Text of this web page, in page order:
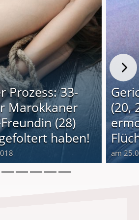
Prozess: 33-
Marokkaner
(28)
haben!
(20,
am